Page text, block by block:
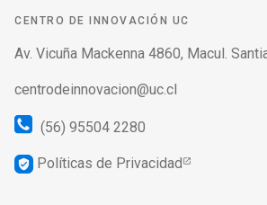
CENTRO DE INNOVACIÓN UC
Av. Vicuña Mackenna 4860, Macul.
centrodeinnovacion@uc.cl
(56) 95504 2280
verified_user Políticas de Privacidad